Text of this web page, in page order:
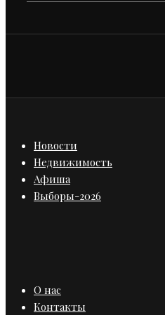
Новости
Недвижимость
Афиша
Выборы-2026
О нас
Контакты